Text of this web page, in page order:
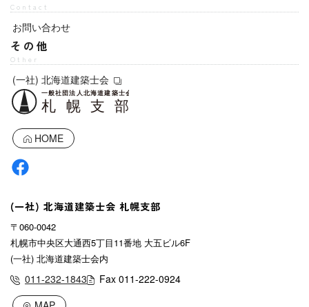
HOME
(一社) 北海道建築士会 札幌支部
〒060-0042
札幌市中央区大通西5丁目11番地 大五ビル6F
(一社) 北海道建築士会内
011-232-1843
Fax 011-222-0924
Contact
お問い合わせ
その他
Other
(一社) 北海道建築士会